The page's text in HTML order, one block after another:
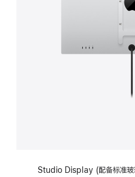
Studio Display (配备标准玻